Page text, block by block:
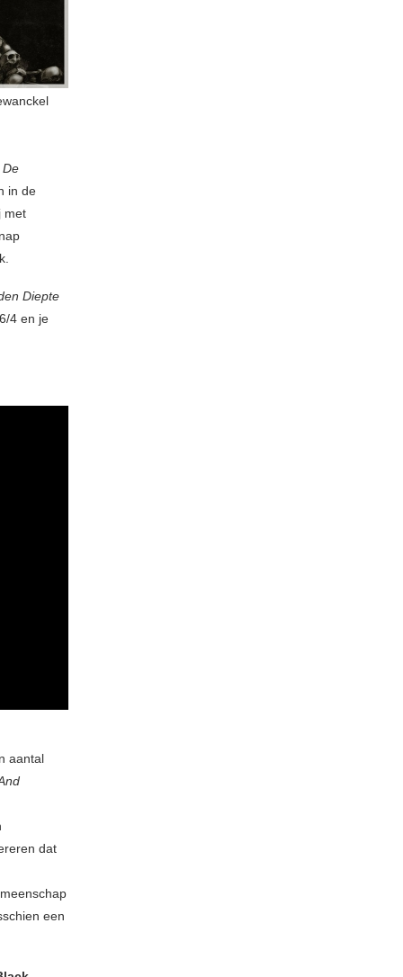
De
in de
met
Diepte
4 en je
aantal
dat
een